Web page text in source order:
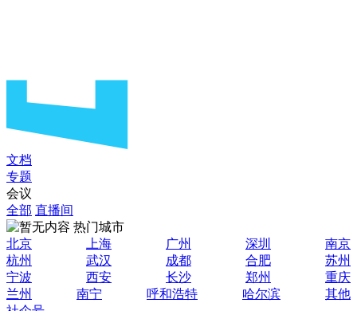
文档
专题
会议
全部 直播间
热门城市
北京
上海 广州 深圳
南京
杭州
武汉 成都 合肥
苏州
宁波
西安 长沙 郑州
重庆
兰州
南宁 呼和浩特 哈尔滨
其他